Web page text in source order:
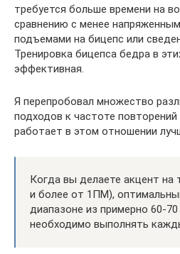
требуется больше времени на
сравнению с менее
подъемами на бицепс или
Тренировка бицепса бедра в
эффективная.
Я перепробовал множество
подходов к частоте
работает в этом отношении
Когда вы делаете акцент на
и более от 1ПМ),
диапазоне из примерно 60-
необходимо выполнять